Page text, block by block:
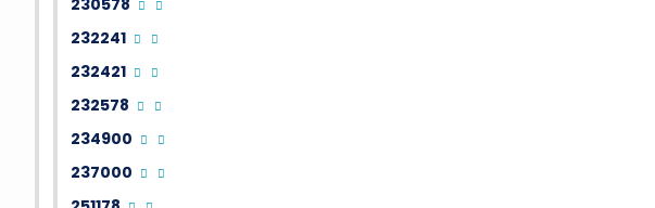
230578
232241
232421
232578
234900
237000